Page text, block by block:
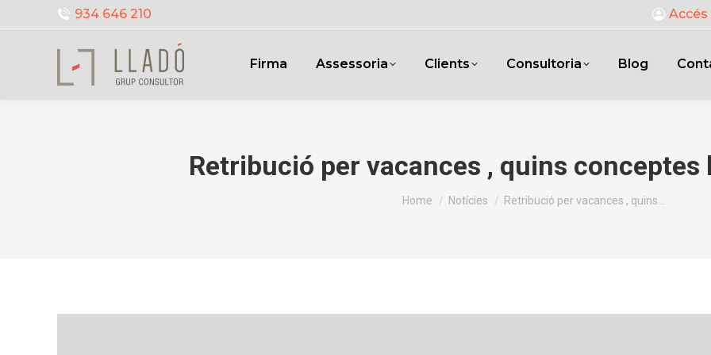
934 646 210
Firma Assessoria Clients Consultoria Blog
Retribució per vacances , quins conceptes
You are here:
Home Notícies Retribució per vacances , quins…